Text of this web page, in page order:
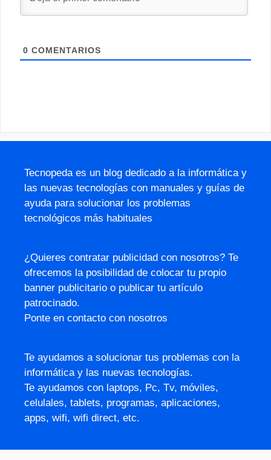
0 COMENTARIOS
Tecnopeda es un blog dedicado a la informática y
las nuevas tecnologías con manuales y guías de
ayuda para solucionar los problemas
tecnológicos más habituales
¿Quieres contratar publicidad con nosotros? Te
ofrecemos la posibilidad de colocar tu propio
banner publicitario o publicar tu artículo
patrocinado.
Ponte en contacto con nosotros
Te ayudamos a solucionar tus problemas con la
informática y las nuevas tecnologías.
Te ayudamos con laptops, Pc, Tv, móviles,
celulales, tablets, programas, aplicaciones,
apps, wifi, wifi direct, etc.